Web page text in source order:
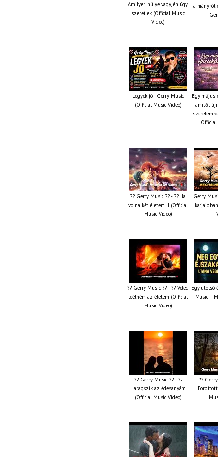
Amilyen hülye vagy, én úgy
szeretlek (Official Music
Video)
a hiányról
Legyek jó - Gerry Music
(Official Music Video)
Egy május
amitől
Official
?? Gerry Music ?? - ?? Ha
volna két életem II (Official
Music Video)
Gerry
?? Gerry Music ?? - ?? Veled
leélném az életem (Official
Music Video)
Egy utolsó
Music –
?? Gerry Music ?? - ??
Haragszik az édesanyám
(Official Music Video)
??